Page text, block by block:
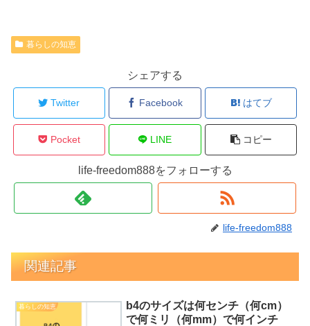
暮らしの知恵
シェアする
Twitter Facebook はてブ
Pocket LINE コピー
life-freedom888をフォローする
life-freedom888
関連記事
暮らしの知恵
b4のサイズは何センチ（何cm）
で何ミリ（何mm）で何インチ